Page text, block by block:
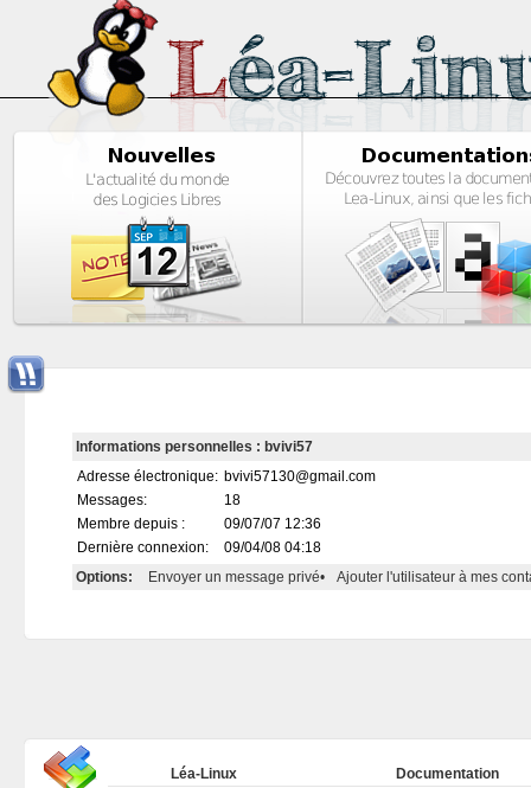
Informations personnelles : bvivi57
Adresse électronique: bvivi57130@gmail.com
Messages:
18
Membre depuis :
09/07/07 12:36
Dernière connexion:
09/04/08 04:18
Options:
Envoyer un message privé• Ajouter l'utilisateur à mes
Léa-Linux
Documentation